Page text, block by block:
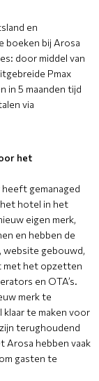
en
boeken bij Arosa
door middel van
Pmax
in 5 maanden tijd
via
het
gemanaged
hotel in het
eigen merk,
en hebben de
website gebouwd,
met het opzetten
en OTA’s.
merk te
te maken voor
terughoudend
Arosa hebben vaak
gasten te